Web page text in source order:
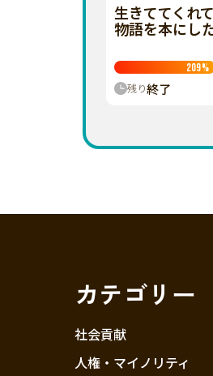
生きててくれ
物語を本にし
209%
残り終了
カテゴリー
社会貢献
人権・マイノリティ